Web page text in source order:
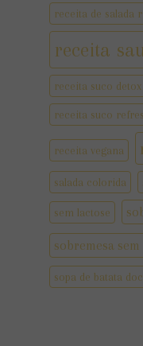
receita de salada
receita
receita suco detox
receita suco
receita vegana
salada colorida
sem lactose
sobremesa
sopa de batata